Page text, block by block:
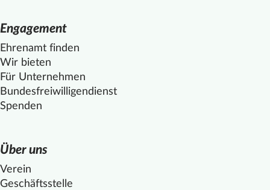
Engagement
Ehrenamt finden
Wir bieten
Für Unternehmen
Bundesfreiwilligendienst
Spenden
Über uns
Verein
Geschäftsstelle